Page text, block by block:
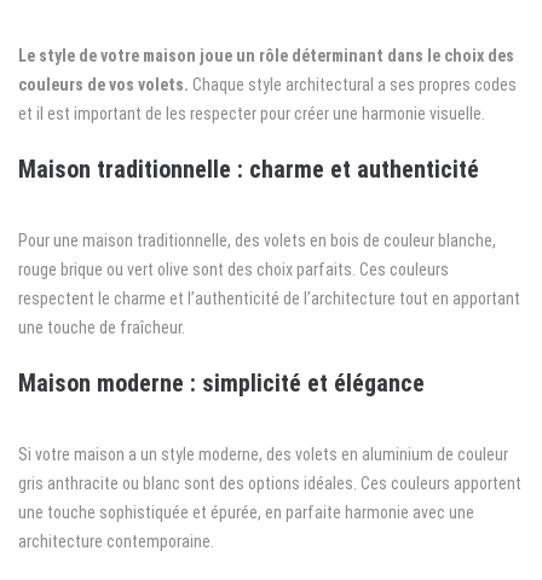
Le style de votre maison joue un rôle déterminant dans le choix des
couleurs de vos volets. Chaque style architectural a ses propres codes
et il est important de les respecter pour créer une harmonie visuelle.
Maison traditionnelle : charme et authenticité
Pour une maison traditionnelle, des volets en bois de couleur blanche,
rouge brique ou vert olive sont des choix parfaits. Ces couleurs
respectent le charme et l’authenticité de l’architecture tout en apportant
une touche de fraîcheur.
Maison moderne : simplicité et élégance
Si votre maison a un style moderne, des volets en aluminium de couleur
gris anthracite ou blanc sont des options idéales. Ces couleurs apportent
une touche sophistiquée et épurée, en parfaite harmonie avec une
architecture contemporaine.